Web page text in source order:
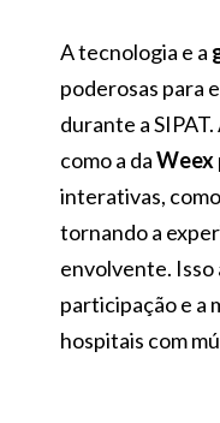
A tecnologia e a
poderosas para
durante a
como a daWeex
interativas,
tornando a
envolvente. Isso
participação e a
hospitais com